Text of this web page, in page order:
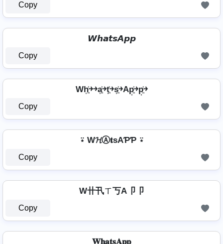
Copy
𝙒𝙝𝙖𝙩𝙨𝘼𝙥𝙥
Copy
Wh͎͍͐￫￫a͎͍͐￫t͎͍͐￫s͎͍͐￫Ap͎͍͐￫p͎͍͐￫
Copy
⍣ W𝓗Ⓐ𝐭ѕAƤƤ ⍣
Copy
W卄卂ㄒ丂A卩卩
Copy
𝐖𝐡𝐚𝐭𝐬𝐀𝐩𝐩